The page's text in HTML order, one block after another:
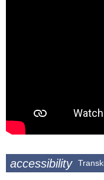
accessibility